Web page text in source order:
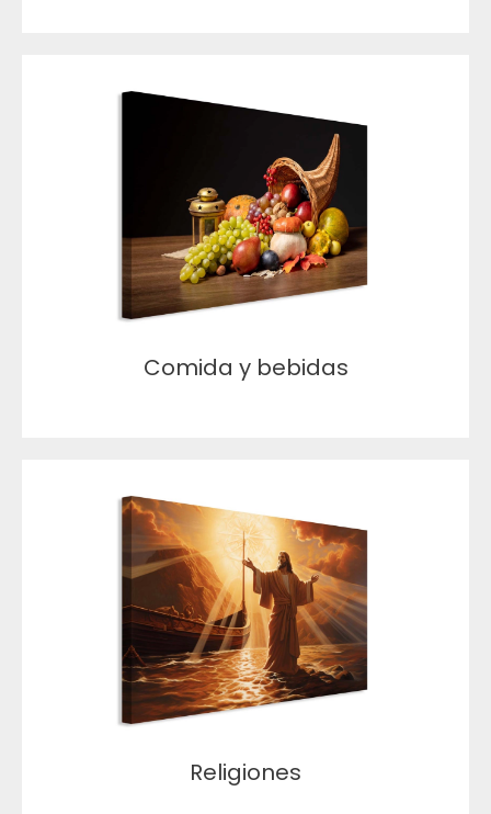
Comida y bebidas
Religiones